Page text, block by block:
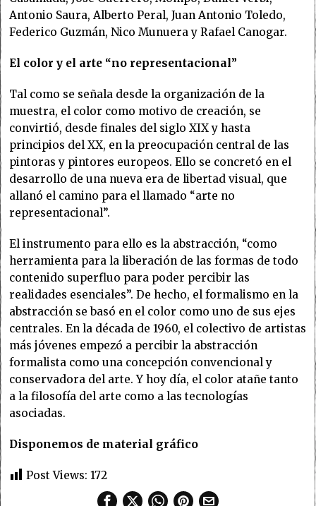
Antonio Saura, Alberto Peral, Juan Antonio Toledo,
Federico Guzmán, Nico Munuera y Rafael Canogar.
El color y el arte “no representacional”
Tal como se señala desde la organización de la
muestra, el color como motivo de creación, se
convirtió, desde finales del siglo XIX y hasta
principios del XX, en la preocupación central de las
pintoras y pintores europeos. Ello se concretó en el
desarrollo de una nueva era de libertad visual, que
allanó el camino para el llamado “arte no
representacional”.
El instrumento para ello es la abstracción, “como
herramienta para la liberación de las formas de todo
contenido superfluo para poder percibir las
realidades esenciales”. De hecho, el formalismo en la
abstracción se basó en el color como uno de sus ejes
centrales. En la década de 1960, el colectivo de artistas
más jóvenes empezó a percibir la abstracción
formalista como una concepción convencional y
conservadora del arte. Y hoy día, el color atañe tanto
a la filosofía del arte como a las tecnologías
asociadas.
Disponemos de material gráfico
Post Views: 172